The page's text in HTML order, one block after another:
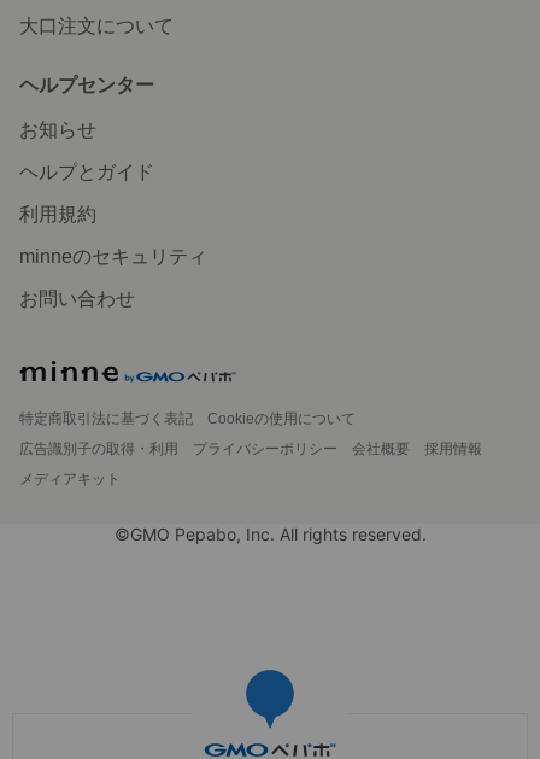
大口注文について
ヘルプセンター
お知らせ
ヘルプとガイド
利用規約
minneのセキュリティ
お問い合わせ
特定商取引法に基づく表記
Cookieの使用について
広告識別子の取得・利用
プライバシーポリシー 会社概要
採用情報
メディアキット
©GMO Pepabo, Inc. All rights reserved.